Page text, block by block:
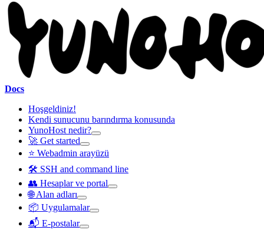
Docs
Hoşgeldiniz!
Kendi sunucunu barındırma konusunda
YunoHost nedir?
🚀 Get started
⭐ Webadmin arayüzü
🛠️ SSH and command line
👥 Hesaplar ve portal
🌐 Alan adları
📦 Uygulamalar
📬 E-postalar